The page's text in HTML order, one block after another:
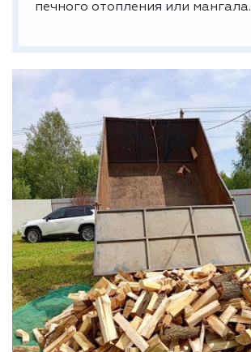
печного отопления или мангала.